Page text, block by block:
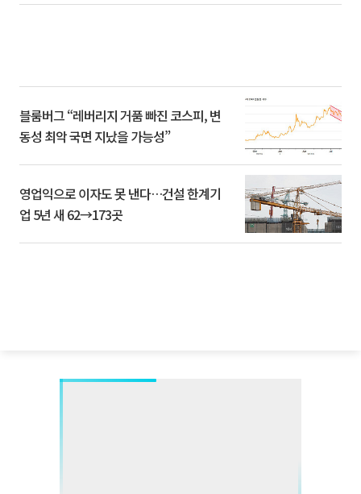
블룸버그 “레버리지 거품 빠진 코스피, 변
동성 최악 국면 지났을 가능성”
영업익으로 이자도 못 낸다…건설 한계기
업 5년 새 62→173곳